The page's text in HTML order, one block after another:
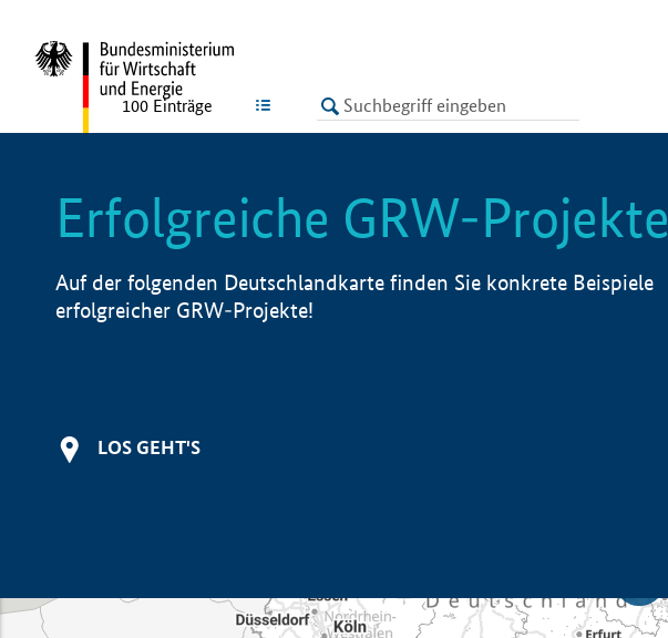
LISTE
100 Einträge
Erfolgreiche GRW-Projekte
Auf der folgenden Deutschlandkarte finden Sie konkrete Beispiele
erfolgreicher GRW-Projekte!
LOS GEHT'S